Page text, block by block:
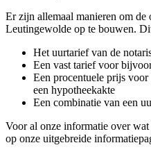
Er zijn allemaal manieren om de
Leutingewolde op te bouwen.
Het uurtarief van de
Een vast tarief voor
Een procentuele prijs
een hypotheekakte
Een combinatie van een
Voor al onze informatie over
op onze uitgebreide